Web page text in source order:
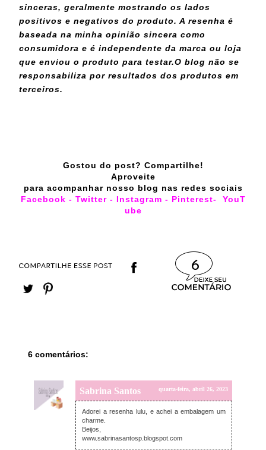
sinceras, geralmente mostrando os lados
positivos e negativos do produto. A resenha é
baseada na minha opinião sincera como
consumidora e é independente da marca ou loja
que enviou o produto para testar.O blog não se
responsabiliza por resultados dos produtos em
terceiros.
Gostou do post? Compartilhe!
Aproveite
para acompanhar nosso blog nas redes sociais
Facebook - Twitter- Instagram - Pinterest-
YouT
ube
6
6 comentários:
Sabrina Santos quarta-feira, abril 26, 2023
Adorei a resenha lulu, e achei a embalagem um
charme.
Beijos,
www.sabrinasantosp.blogspot.com